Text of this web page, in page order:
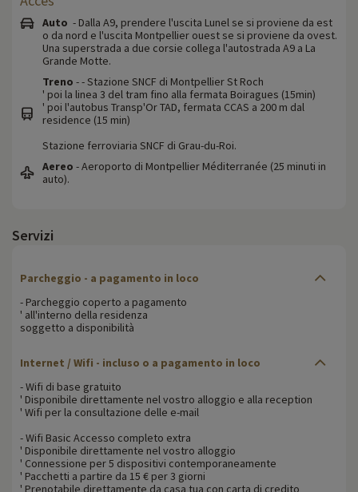
Auto - Dalla A9, prendere l'uscita Lunel se si proviene da est
o da nord e l'uscita Montpellier ouest se si proviene da ovest.
Una superstrada a due corsie collega l'autostrada A9 a La
Grande Motte.
Treno - - Stazione SNCF di Montpellier St Roch
' poi la linea 3 del tram fino alla fermata Boiragues (15min)
' poi l'autobus Transp'Or TAD, fermata CCAS a 200 m dal
residence (15 min)
Stazione ferroviaria SNCF di Grau-du-Roi.
Aereo - Aeroporto di Montpellier Méditerranée (25 minuti in
auto).
Servizi
Parcheggio - a pagamento in loco
- Parcheggio coperto a pagamento
' all'interno della residenza
soggetto a disponibilità
Internet / Wifi - incluso o a pagamento in loco
- Wifi di base gratuito
' Disponibile direttamente nel vostro alloggio e alla reception
' Wifi per la consultazione delle e-mail
- Wifi Basic Accesso completo extra
' Disponibile direttamente nel vostro alloggio
' Connessione per 5 dispositivi contemporaneamente
' Pacchetti a partire da 15 € per 3 giorni
' Prenotabile direttamente da casa tua con carta di credito